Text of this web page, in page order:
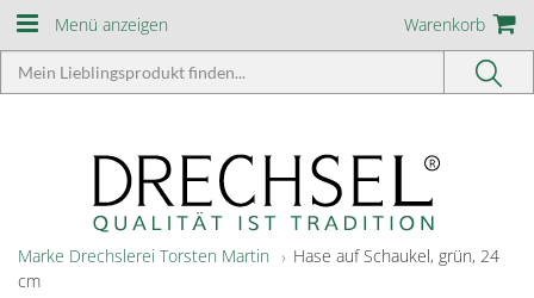
Menü anzeigen Warenkorb
Marke Drechslerei Torsten Martin
Hase auf Schaukel, grün, 24
cm